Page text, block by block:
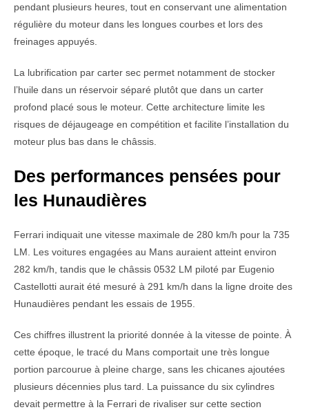
pendant plusieurs heures, tout en conservant une alimentation
régulière du moteur dans les longues courbes et lors des
freinages appuyés.
La lubrification par carter sec permet notamment de stocker
l’huile dans un réservoir séparé plutôt que dans un carter
profond placé sous le moteur. Cette architecture limite les
risques de déjaugeage en compétition et facilite l’installation du
moteur plus bas dans le châssis.
Des performances pensées pour
les Hunaudières
Ferrari indiquait une vitesse maximale de 280 km/h pour la 735
LM. Les voitures engagées au Mans auraient atteint environ
282 km/h, tandis que le châssis 0532 LM piloté par Eugenio
Castellotti aurait été mesuré à 291 km/h dans la ligne droite des
Hunaudières pendant les essais de 1955.
Ces chiffres illustrent la priorité donnée à la vitesse de pointe. À
cette époque, le tracé du Mans comportait une très longue
portion parcourue à pleine charge, sans les chicanes ajoutées
plusieurs décennies plus tard. La puissance du six cylindres
devait permettre à la Ferrari de rivaliser sur cette section